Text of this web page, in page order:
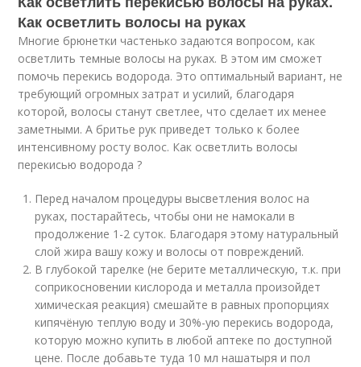
Как осветлить волосы на руках
Многие брюнетки частенько задаются вопросом, как
осветлить темные волосы на руках. В этом им сможет
помочь перекись водорода. Это оптимальный вариант, не
требующий огромных затрат и усилий, благодаря
которой, волосы станут светлее, что сделает их менее
заметными. А бритье рук приведет только к более
интенсивному росту волос. Как осветлить волосы
перекисью водорода ?
Перед началом процедуры высветления волос на
руках, постарайтесь, чтобы они не намокали в
продолжение 1-2 суток. Благодаря этому натуральный
слой жира вашу кожу и волосы от повреждений.
В глубокой тарелке (не берите металлическую, т.к. при
соприкосновении кислорода и металла произойдет
химическая реакция) смешайте в равных пропорциях
кипячёную теплую воду и 30%-ую перекись водорода,
которую можно купить в любой аптеке по доступной
цене. После добавьте туда 10 мл нашатыря и пол